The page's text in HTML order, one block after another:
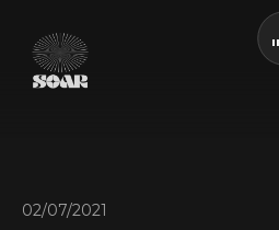
02/07/2021